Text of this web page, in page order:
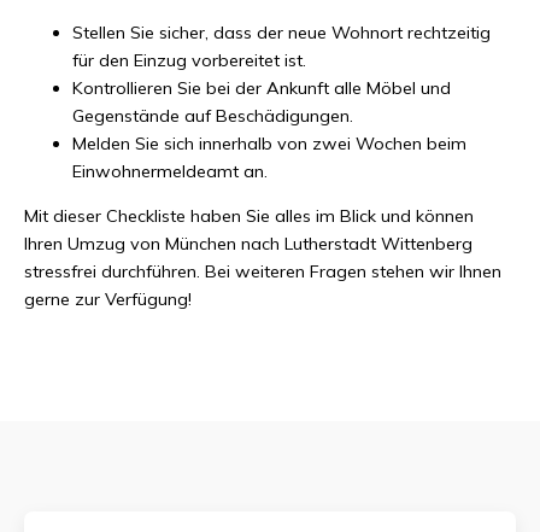
Stellen Sie sicher, dass der neue Wohnort rechtzeitig
für den Einzug vorbereitet ist.
Kontrollieren Sie bei der Ankunft alle Möbel und
Gegenstände auf Beschädigungen.
Melden Sie sich innerhalb von zwei Wochen beim
Einwohnermeldeamt an.
Mit dieser Checkliste haben Sie alles im Blick und können
Ihren Umzug von München nach Lutherstadt Wittenberg
stressfrei durchführen. Bei weiteren Fragen stehen wir Ihnen
gerne zur Verfügung!